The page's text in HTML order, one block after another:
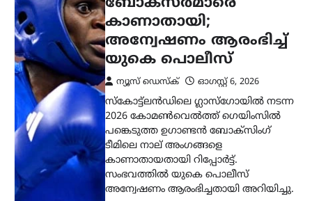
സഹകരണ ബാങ്കുകളെ
ഒഴിവാക്കി; ഇനി തുക
നേരിട്ട് ബാങ്ക്
അക്കൗണ്ടിലേക്ക്
ന്യൂസ് ഡെസ്ക് ഓഗസ്റ്റ്‌ 6, 2026
സംസ്ഥാനത്തെ ക്ഷേമപെൻഷൻ
വിതരണ സംവിധാനത്തിൽ സുപ്രധാന
മാറ്റം വരുത്തി സർക്കാർ. സഹകരണ
ബാങ്കുകൾ മുഖേന
ഗുണഭോക്താക്കളുടെ വീടുകളിൽ നേരിട്ട്
പെൻഷൻ എത്തിക്കുന്ന രീതി